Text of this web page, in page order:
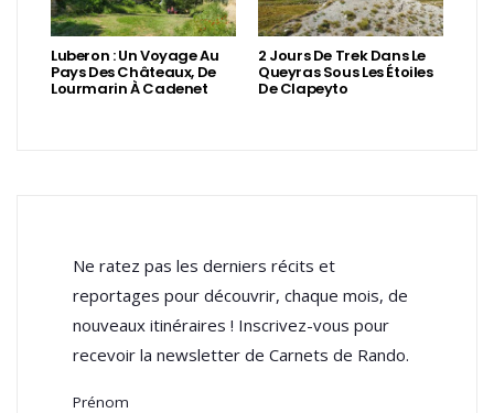
Luberon : Un Voyage Au
Pays Des Châteaux, De
Lourmarin À Cadenet
2 Jours De Trek Dans Le
Queyras Sous Les Étoiles
De Clapeyto
Ne ratez pas les derniers récits et
reportages pour découvrir, chaque mois, de
nouveaux itinéraires ! Inscrivez-vous pour
recevoir la newsletter de Carnets de Rando.
Prénom